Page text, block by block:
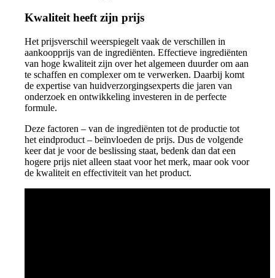
Kwaliteit heeft zijn prijs
Het prijsverschil weerspiegelt vaak de verschillen in
aankoopprijs van de ingrediënten. Effectieve ingrediënten
van hoge kwaliteit zijn over het algemeen duurder om aan
te schaffen en complexer om te verwerken. Daarbij komt
de expertise van huidverzorgingsexperts die jaren van
onderzoek en ontwikkeling investeren in de perfecte
formule.
Deze factoren – van de ingrediënten tot de productie tot
het eindproduct – beïnvloeden de prijs. Dus de volgende
keer dat je voor de beslissing staat, bedenk dan dat een
hogere prijs niet alleen staat voor het merk, maar ook voor
de kwaliteit en effectiviteit van het product.